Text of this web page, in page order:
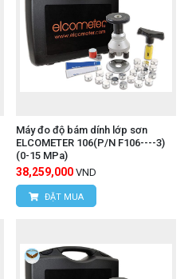
Máy đo độ bám dính lớp sơn
ELCOMETER 106(P/N F106----3)
(0-15 MPa)
38,259,000 VND
ĐẶT MUA